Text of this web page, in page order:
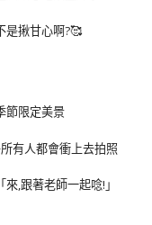
是揪甘心啊?🥰
有人都會衝上去拍照
,跟著老師一起唸!」